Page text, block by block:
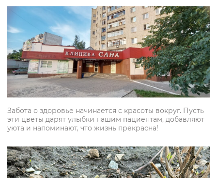
Забота о здоровье начинается с красоты вокруг. Пусть
эти цветы дарят улыбки нашим пациентам, добавляют
уюта и напоминают, что жизнь прекрасна!